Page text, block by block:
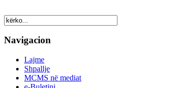
Navigacion
Lajme
Shpallje
MCMS në mediat